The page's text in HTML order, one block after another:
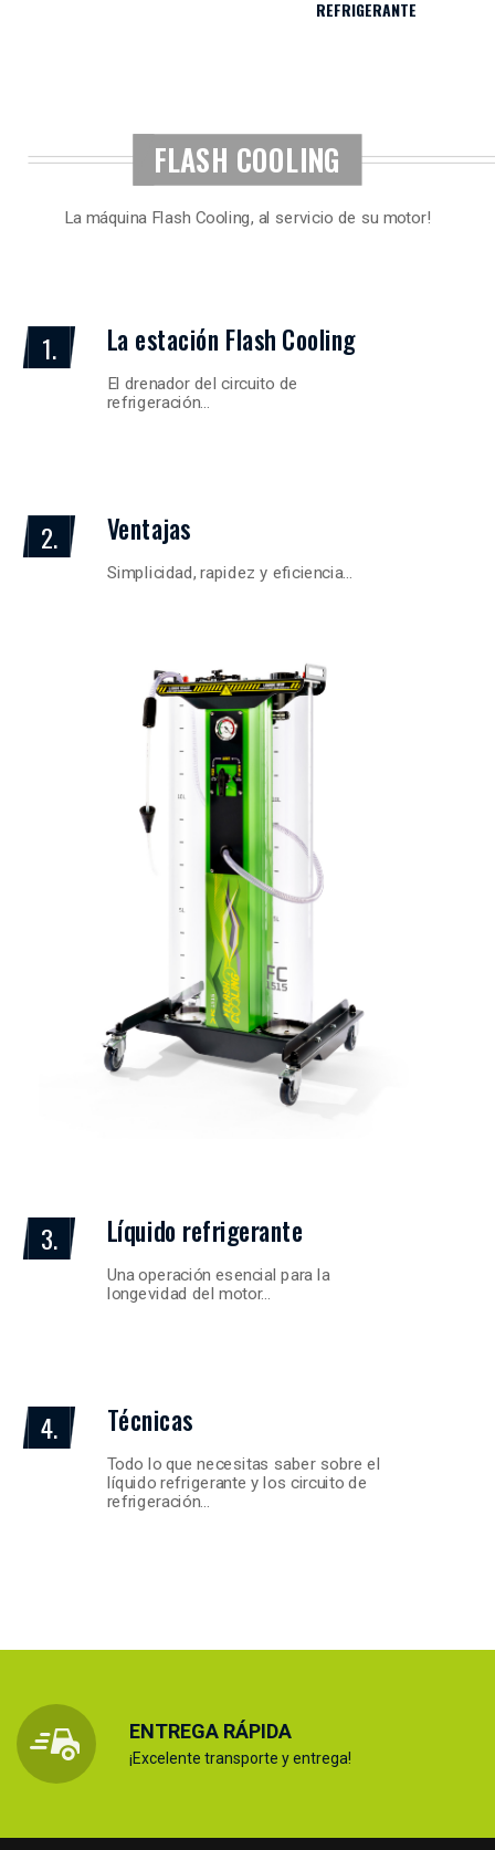
REFRIGERANTE
FLASH COOLING
La máquina Flash Cooling, al servicio de su motor!
1. La estación Flash Cooling
El drenador del circuito de
refrigeración…
2. Ventajas
Simplicidad, rapidez y eficiencia…
3. Líquido refrigerante
Una operación esencial para la
longevidad del motor…
4. Técnicas
Todo lo que necesitas saber sobre el
líquido refrigerante y los circuito de
refrigeración…
ENTREGA RÁPIDA
¡Excelente transporte y entrega!